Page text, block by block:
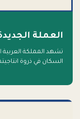
العملة
السكان في ذروة